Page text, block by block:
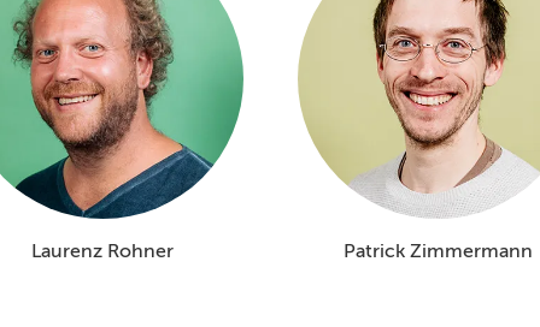
Laurenz Rohner Patrick Zimmermann